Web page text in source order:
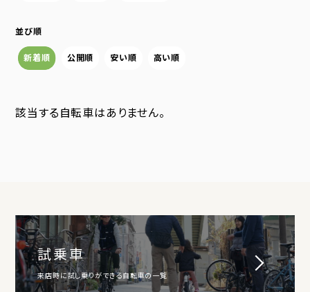
並び順
新着順 公開順 安い順 高い順
該当する自転車はありません。
試乗車
来店時に試し乗りができる自転車の一覧